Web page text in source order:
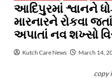
આદિપુરમાં શ્વાનને
મારનારને રોકવા
અપાતાં નવ શખ્સો
Kutch Care News March 14,
copy